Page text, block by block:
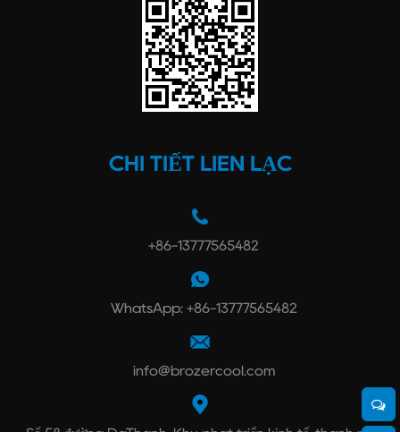
CHI TIẾT LIÊN LẠC
+86-13777565482
WhatsApp: +86-13777565482
info@brozercool.com